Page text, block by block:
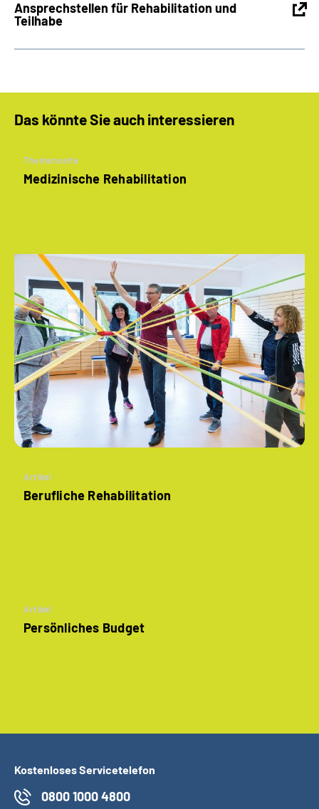
Ansprechstellen für Rehabilitation und
Teilhabe
Das könnte Sie auch interessieren
Themenseite
Medizinische Rehabilitation
Artikel
Berufliche Rehabilitation
Artikel
Persönliches Budget
Kostenloses Servicetelefon
0800 1000 4800